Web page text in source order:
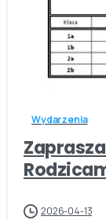
Wydarzenia
2026-04-13